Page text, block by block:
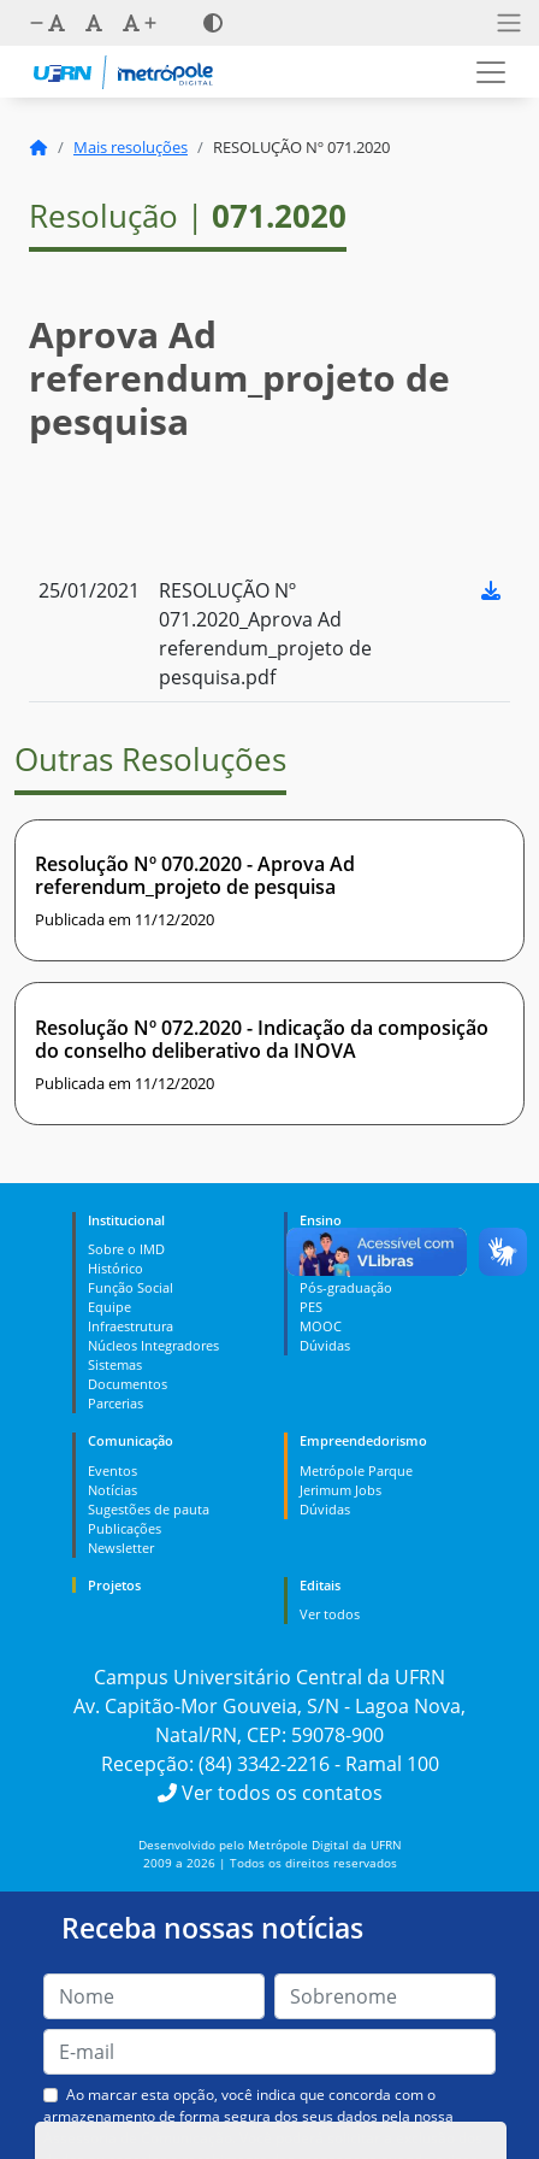
Mais resoluções RESOLUÇÃO Nº 071.2020
Resolução | 071.2020
Aprova Ad
referendum_projeto de
pesquisa
25/01/2021
RESOLUÇÃO Nº
071.2020_Aprova Ad
referendum_projeto de
pesquisa.pdf
Outras Resoluções
Resolução Nº 070.2020 - Aprova Ad
referendum_projeto de pesquisa
Publicada em 11/12/2020
Resolução Nº 072.2020 - Indicação da composição
do conselho deliberativo da INOVA
Publicada em 11/12/2020
Institucional
Sobre o IMD
Histórico
Função Social
Equipe
Infraestrutura
Núcleos Integradores
Sistemas
Documentos
Parcerias
Ensino
Curso Técnico
Graduação
Pós-graduação
PES
MOOC
Dúvidas
Comunicação
Eventos
Notícias
Sugestões de pauta
Publicações
Newsletter
Empreendedorismo
Metrópole Parque
Jerimum Jobs
Dúvidas
Projetos
Editais
Ver todos
Campus Universitário Central da UFRN
Av. Capitão-Mor Gouveia, S/N - Lagoa Nova,
Natal/RN, CEP: 59078-900
Recepção: (84) 3342-2216 - Ramal 100
Ver todos os contatos
Desenvolvido pelo Metrópole Digital da UFRN
2009 a 2026 | Todos os direitos reservados
Receba nossas notícias
Ao marcar esta opção, você indica que concorda com o
armazenamento de forma segura dos seus dados pela nossa